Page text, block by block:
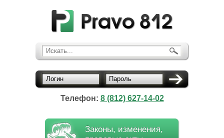
Искать...
Логин Пароль
Телефон: 8 (812) 627-14-02
Законы, изменения,